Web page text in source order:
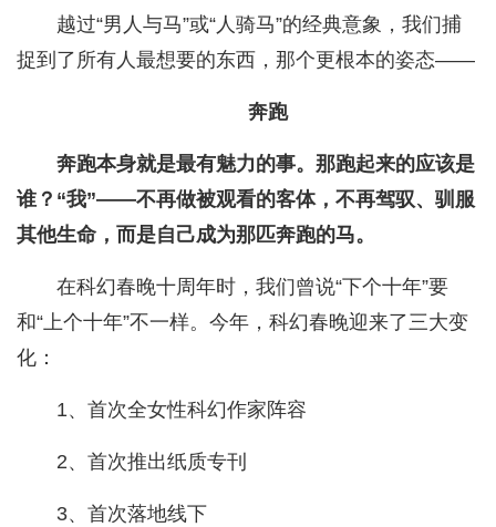
越过“男人与马”或“人骑马”的经典意象，我们捕
捉到了所有人最想要的东西，那个更根本的姿态——
奔跑
奔跑本身就是最有魅力的事。那跑起来的应该是
谁？“我”——不再做被观看的客体，不再驾驭、驯服
其他生命，而是自己成为那匹奔跑的马。
在科幻春晚十周年时，我们曾说“下个十年”要
和“上个十年”不一样。今年，科幻春晚迎来了三大变
化：
1、首次全女性科幻作家阵容
2、首次推出纸质专刊
3、首次落地线下